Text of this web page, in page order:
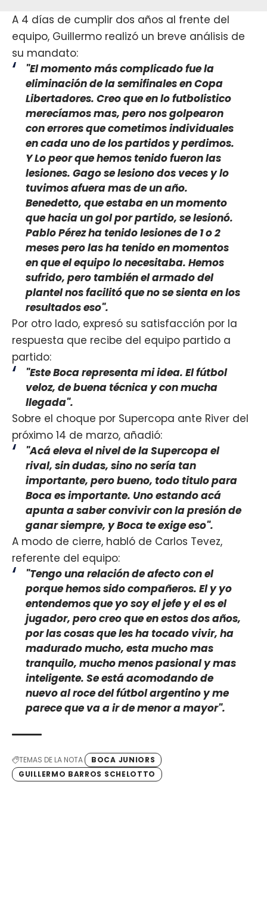
A 4 días de cumplir dos años al frente del
equipo, Guillermo realizó un breve análisis de
su mandato:
"El momento más complicado fue la
eliminación de la semifinales en Copa
Libertadores. Creo que en lo futbolistico
merecíamos mas, pero nos golpearon
con errores que cometimos individuales
en cada uno de los partidos y perdimos.
Y Lo peor que hemos tenido fueron las
lesiones. Gago se lesiono dos veces y lo
tuvimos afuera mas de un año.
Benedetto, que estaba en un momento
que hacia un gol por partido, se lesionó.
Pablo Pérez ha tenido lesiones de 1 o 2
meses pero las ha tenido en momentos
en que el equipo lo necesitaba. Hemos
sufrido, pero también el armado del
plantel nos facilitó que no se sienta en los
resultados eso".
Por otro lado, expresó su satisfacción por la
respuesta que recibe del equipo partido a
partido:
"Este Boca representa mi idea. El fútbol
veloz, de buena técnica y con mucha
llegada".
Sobre el choque por Supercopa ante River del
próximo 14 de marzo, añadió:
"Acá eleva el nivel de la Supercopa el
rival, sin dudas, sino no sería tan
importante, pero bueno, todo titulo para
Boca es importante. Uno estando acá
apunta a saber convivir con la presión de
ganar siempre, y Boca te exige eso".
A modo de cierre, habló de Carlos Tevez,
referente del equipo:
"Tengo una relación de afecto con el
porque hemos sido compañeros. El y yo
entendemos que yo soy el jefe y el es el
jugador, pero creo que en estos dos años,
por las cosas que les ha tocado vivir, ha
madurado mucho, esta mucho mas
tranquilo, mucho menos pasional y mas
inteligente. Se está acomodando de
nuevo al roce del fútbol argentino y me
parece que va a ir de menor a mayor".
TEMAS DE LA NOTA
BOCA JUNIORS
GUILLERMO BARROS SCHELOTTO